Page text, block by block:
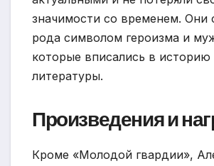
значимости со временем. Они
рода символом героизма и
которые вписались в историю
литературы.
Произведения и
Кроме «Молодой гвардии»,